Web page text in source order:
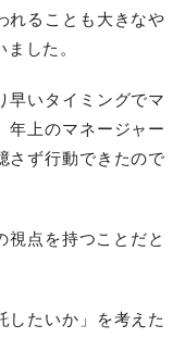
れることも大きなや
した。
いタイミングでマ
年上のマネージャー
さず行動できたので
点を持つことだと
したいか」を考えた